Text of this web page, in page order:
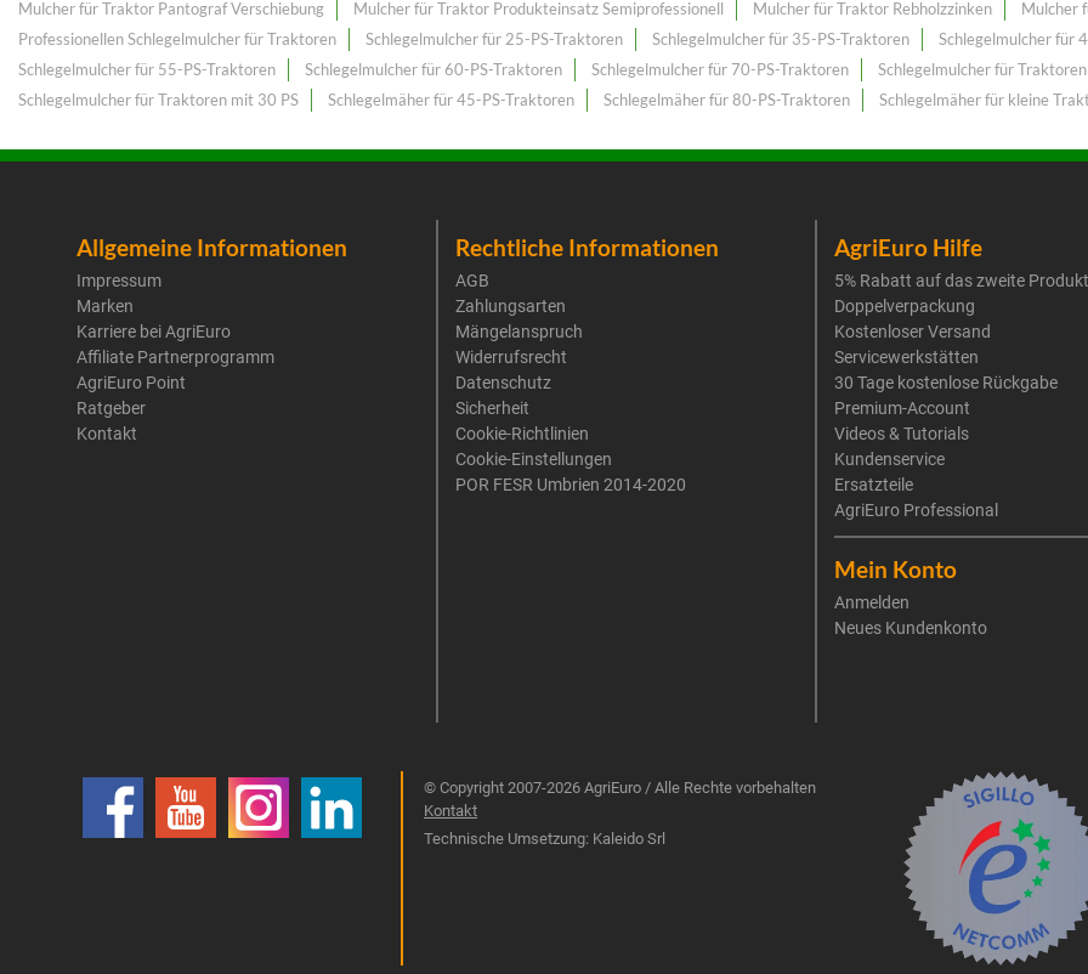
Mulcher für Traktor Pantograf Verschiebung
Mulcher für Traktor Produkteinsatz Semiprofessionell Mulcher für Traktor Rebholzzinken
Mulcher
Professionellen Schlegelmulcher für Traktoren
Schlegelmulcher für 25-PS-Traktoren Schlegelmulcher für 35-PS-Traktoren Schlegelmulcher für
Schlegelmulcher für 55-PS-Traktoren
Schlegelmulcher für 60-PS-Traktoren Schlegelmulcher für 70-PS-Traktoren Schlegelmulcher für Traktoren
Schlegelmulcher für Traktoren mit 30 PS
Schlegelmäher für 45-PS-Traktoren Schlegelmäher für 80-PS-Traktoren Schlegelmäher für kleine
Allgemeine Informationen
Impressum
Marken
Karriere bei AgriEuro
Affiliate Partnerprogramm
AgriEuro Point
Ratgeber
Kontakt
Rechtliche Informationen
AGB
Zahlungsarten
Mängelanspruch
Widerrufsrecht
Datenschutz
Sicherheit
Cookie-Richtlinien
Cookie-Einstellungen
POR FESR Umbrien 2014-2020
AgriEuro Hilfe
5% Rabatt auf das zweite Produkt
Doppelverpackung
Kostenloser Versand
Servicewerkstätten
30 Tage kostenlose Rückgabe
Premium-Account
Videos & Tutorials
Kundenservice
Ersatzteile
AgriEuro Professional
Mein Konto
Anmelden
Neues Kundenkonto
© Copyright 2007-2026 AgriEuro / Alle Rechte vorbehalten
Kontakt
Technische Umsetzung: Kaleido Srl